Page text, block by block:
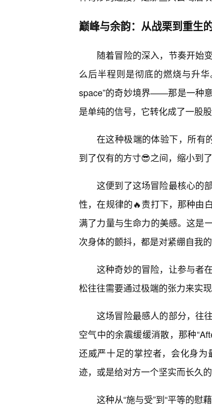
巅峰与余韵：从战栗到重生
随着冒险的深入，节奏开始
么后半程则是彻底的燃烧与升
space”的奇妙境界——那是一种
是单纯的信号，它转化成了一股
在这种极端的体验下，所有
到了仅有的方寸😎之间，缩小到
这便到了这场冒险最核心的
性，在规律的🔥责打下，那种由
满了力量与生命力的美感。这是
次身体的颤抖，都是对紧绷自我
这种奇妙的冒险，让参与者
松往往需要通过极端的张力来实现
这场冒险最感人的部分，往
空气中的余震缓缓消散，那种
还威严十足的掌控者，会化身
迹，或是给对方一个坚实而长久的
这种从“施与受”到“平等的慰